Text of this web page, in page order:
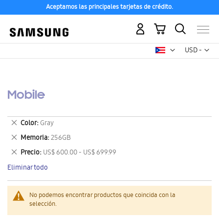
Aceptamos las principales tarjetas de crédito.
USD -
dólar
Mi carrito
Mobile
No podemos encontrar productos que coincida con la
selección.
Color Gray
Eliminar
este
artículo
Memoria 256GB
Eliminar
este
artículo
Precio US$ 600.00 - US$ 699.99
Eliminar
este
artículo
Eliminar todo